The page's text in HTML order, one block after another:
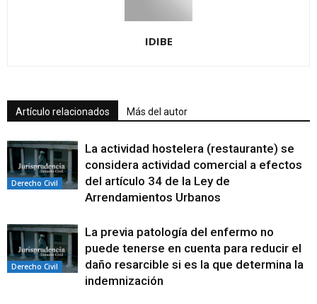
IDIBE
Artículo relacionados Más del autor
Derecho Civil
La actividad hostelera (restaurante) se
considera actividad comercial a efectos
del artículo 34 de la Ley de
Arrendamientos Urbanos
Derecho Civil
La previa patología del enfermo no
puede tenerse en cuenta para reducir el
daño resarcible si es la que determina la
indemnización